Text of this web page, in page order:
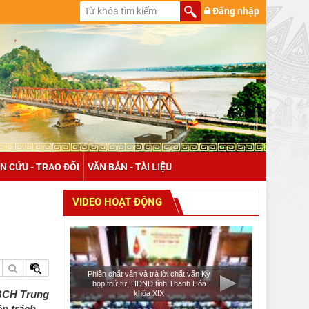
Đăng nhập
CỨU - TRAO ĐỔI VĂN BẢN - TÀI LIỆU
Trung
VIDEO HOẠT ĐỘNG
Phiên chất vấn và trả lời chất vấn Kỳ
họp thứ tư, HĐND tỉnh Thanh Hóa
khóa XIX